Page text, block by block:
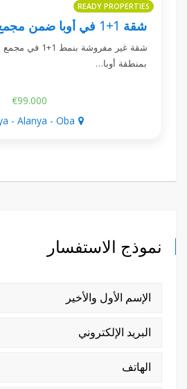
READY PROPERTIES
شقة 1+1 في أوبا ضمن مجمع Kavi Dreams
بمنطقة أوبا…
€99.000
- Alanya - Oba
نموذج الاستفسار